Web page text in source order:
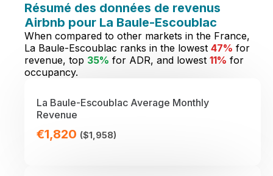
Résumé des données de revenus
Airbnb pour La Baule-Escoublac
When compared to other markets in the France,
La Baule-Escoublac ranks in the lowest 47% for
revenue, top 35% for ADR, and lowest 11% for
occupancy.
La Baule-Escoublac Average Monthly
Revenue
€1,820 ($1,958)